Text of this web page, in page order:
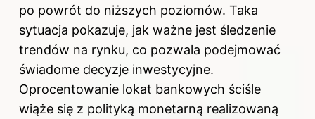
po powrót do niższych poziomów. Taka
sytuacja pokazuje, jak ważne jest śledzenie
trendów na rynku, co pozwala podejmować
świadome decyzje inwestycyjne.
Oprocentowanie lokat bankowych ściśle
wiąże się z polityką monetarną realizowaną